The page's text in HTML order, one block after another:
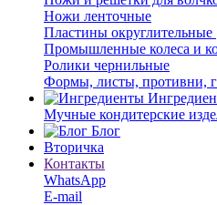
Ножи ленточные
Пластины
Промышленные колеса и
Ролики чернильные
Формы, листы, противни,
Мучные кондитерские
Блог
Вторичка
Контакты
WhatsApp
E-mail